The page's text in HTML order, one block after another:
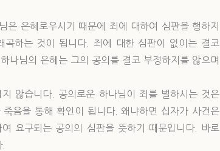
은 은혜로우시기 때문에 죄에 대하여 심판을 행하지
하는 것이 됩니다. 죄에 대한 심판이 없이는 결코
나님의 은혜는 그의 공의를 결코 부정하지를 않으며
않습니다. 공의로운 하나님이 죄를 벌하시는 것은
음을 통해 확인이 됩니다. 왜냐하면 십자가 사건은
요구되는 공의의 심판을 뜻하기 때문입니다. 바로